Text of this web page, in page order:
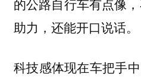
助力，还能开口说话。
科技感体现在车把手